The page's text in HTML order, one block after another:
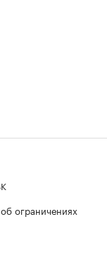
ограничениях